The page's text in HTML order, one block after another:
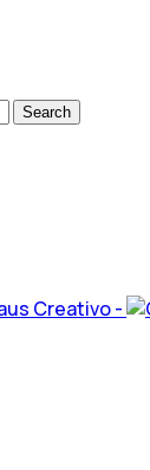
Search